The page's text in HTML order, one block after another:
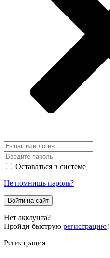
Оставаться в системе
Не помнишь пароль?
Войти на сайт
Нет аккаунта?
Пройди быструю регистрацию!
Регистрация